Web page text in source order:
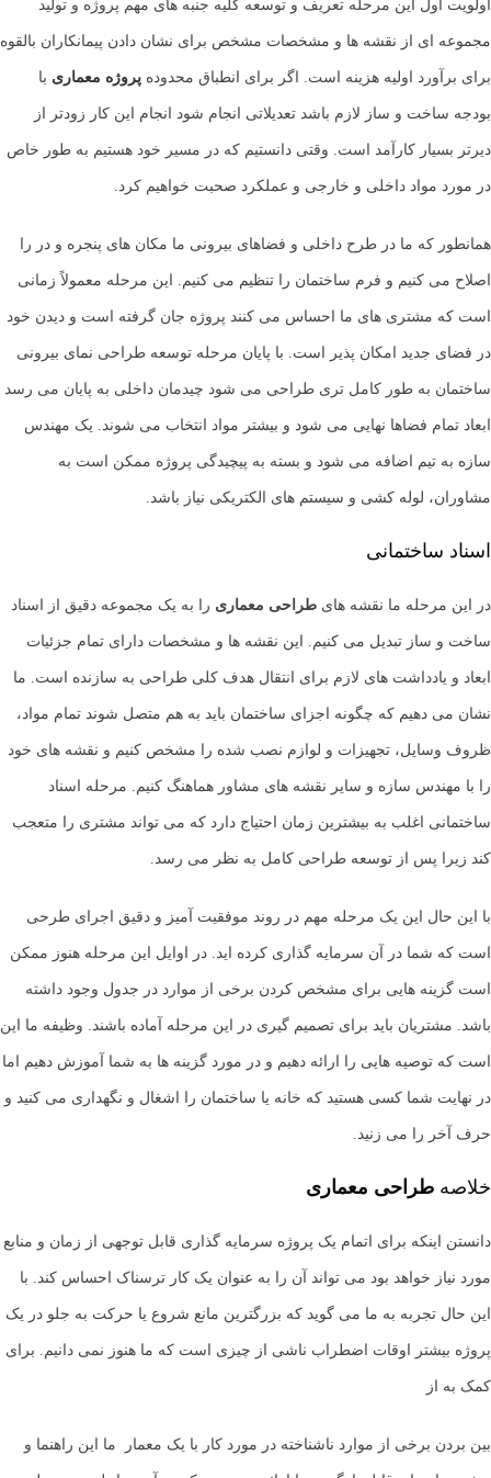
اولویت اول این مرحله تعریف و توسعه کلیه جنبه های مهم پروژه و تولید
مجموعه ای از نقشه ها و مشخصات مشخص برای نشان دادن پیمانکاران بالقوه
برای برآورد اولیه هزینه است. اگر برای انطباق محدوده پروژه معماری با
بودجه ساخت و ساز لازم باشد تعدیلاتی انجام شود انجام این کار زودتر از
دیرتر بسیار کارآمد است. وقتی دانستیم که در مسیر خود هستیم به طور خاص
در مورد مواد داخلی و خارجی و عملکرد صحبت خواهیم کرد.
همانطور که ما در طرح داخلی و فضاهای بیرونی ما مکان های پنجره و در را
اصلاح می کنیم و فرم ساختمان را تنظیم می کنیم. این مرحله معمولاً زمانی
است که مشتری های ما احساس می کنند پروژه جان گرفته است و دیدن خود
در فضای جدید امکان پذیر است. با پایان مرحله توسعه طراحی نمای بیرونی
ساختمان به طور کامل تری طراحی می شود چیدمان داخلی به پایان می رسد
ابعاد تمام فضاها نهایی می شود و بیشتر مواد انتخاب می شوند. یک مهندس
سازه به تیم اضافه می شود و بسته به پیچیدگی پروژه ممکن است به
مشاوران، لوله کشی و سیستم های الکتریکی نیاز باشد.
اسناد ساختمانی
در این مرحله ما نقشه های طراحی معماری را به یک مجموعه دقیق از اسناد
ساخت و ساز تبدیل می کنیم. این نقشه ها و مشخصات دارای تمام جزئیات
ابعاد و یادداشت های لازم برای انتقال هدف کلی طراحی به سازنده است. ما
نشان می دهیم که چگونه اجزای ساختمان باید به هم متصل شوند تمام مواد،
ظروف وسایل، تجهیزات و لوازم نصب شده را مشخص کنیم و نقشه های خود
را با مهندس سازه و سایر نقشه های مشاور هماهنگ کنیم. مرحله اسناد
ساختمانی اغلب به بیشترین زمان احتیاج دارد که می تواند مشتری را متعجب
کند زیرا پس از توسعه طراحی کامل به نظر می رسد.
با این حال این یک مرحله مهم در روند موفقیت آمیز و دقیق اجرای طرحی
است که شما در آن سرمایه گذاری کرده اید. در اوایل این مرحله هنوز ممکن
است گزینه هایی برای مشخص کردن برخی از موارد در جدول وجود داشته
باشد. مشتریان باید برای تصمیم گیری در این مرحله آماده باشند. وظیفه ما این
است که توصیه هایی را ارائه دهیم و در مورد گزینه ها به شما آموزش دهیم اما
در نهایت شما کسی هستید که خانه یا ساختمان را اشغال و نگهداری می کنید و
حرف آخر را می زنید.
خلاصه طراحی معماری
دانستن اینکه برای اتمام یک پروژه سرمایه گذاری قابل توجهی از زمان و منابع
مورد نیاز خواهد بود می تواند آن را به عنوان یک کار ترسناک احساس کند. با
این حال تجربه به ما می گوید که بزرگترین مانع شروع یا حرکت به جلو در یک
پروژه بیشتر اوقات اضطراب ناشی از چیزی است که ما هنوز نمی دانیم. برای
کمک به از
بین بردن برخی از موارد ناشناخته در مورد کار با یک معمار ما این راهنما و